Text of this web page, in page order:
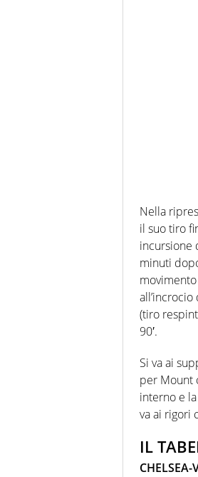
Nella
il suo tiro
incursione
minuti
(tiro
90′.
Si va ai
per Mount
interno e
va ai rigori
IL